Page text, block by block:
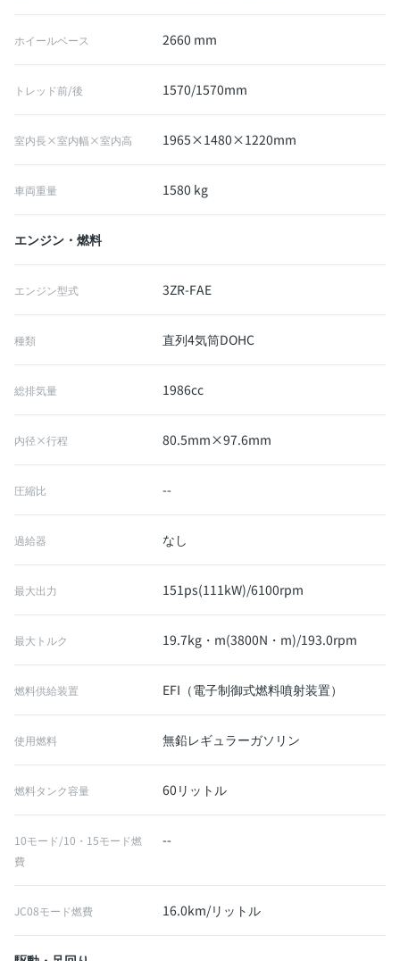
ホイールベース 2660 mm
トレッド前/後 1570/1570mm
室内長×室内幅×室内高 1965×1480×1220mm
車両重量 1580 kg
エンジン・燃料
エンジン型式 3ZR-FAE
種類 直列4気筒DOHC
総排気量 1986cc
内径×行程 80.5mm×97.6mm
圧縮比 --
過給器 なし
最大出力 151ps(111kW)/6100rpm
最大トルク 19.7kg・m(3800N・m)/193.0rpm
燃料供給装置 EFI（電子制御式燃料噴射装置）
使用燃料 無鉛レギュラーガソリン
燃料タンク容量 60リットル
10モード/10・15モード燃
費
--
JC08モード燃費 16.0km/リットル